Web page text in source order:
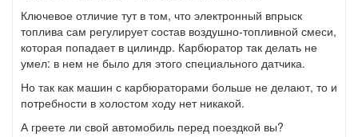
Ключевое отличие тут в том, что электронный впрыск
топлива сам регулирует состав воздушно-топливной смеси,
которая попадает в цилиндр. Карбюратор так делать не
умел: в нем не было для этого специального датчика.
Но так как машин с карбюраторами больше не делают, то и
потребности в холостом ходу нет никакой.
А греете ли свой автомобиль перед поездкой вы?